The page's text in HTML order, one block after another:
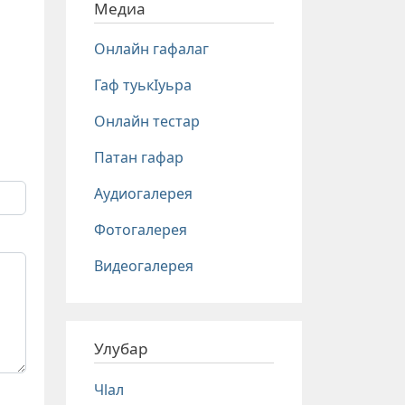
Медиа
Онлайн гафалаг
Гаф туькIуьра
Онлайн тестар
Патан гафар
Аудиогалерея
Фотогалерея
Видеогалерея
Улубар
Чlал